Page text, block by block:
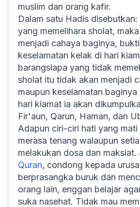
muslim dan orang kafir.
Dalam satu Hadis
yang memelihara sholat,
menjadi cahaya baginya,
keselamatan kelak di hari
barangsiapa yang tidak
sholat itu tidak akan menjadi
maupun keselamatan
hari kiamat ia akan
Fir'aun, Qarun, Haman, dan
Adapun ciri-ciri hati yang mati
merasa tenang walaupun
melakukan dosa dan maksiat.
Quran, condong kepada
berprasangka buruk dan
orang lain, enggan belajar
suka nasehat. Tidak mau